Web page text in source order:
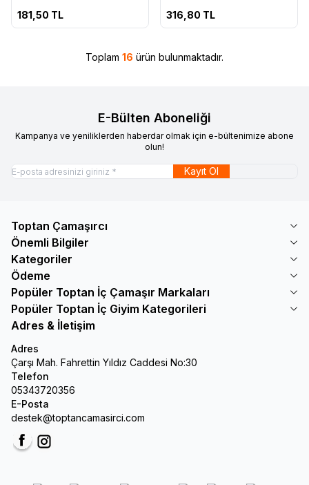
181,50 TL 316,80 TL
Toplam 16 ürün bulunmaktadır.
E-Bülten Aboneliği
Kampanya ve yeniliklerden haberdar olmak için e-bültenimize abone
olun!
Kayıt Ol
Toptan Çamaşırcı
Önemli Bilgiler
Kategoriler
Ödeme
Popüler Toptan İç Çamaşır Markaları
Popüler Toptan İç Giyim Kategorileri
Adres & İletişim
Adres
Çarşı Mah. Fahrettin Yıldız Caddesi No:30
Telefon
05343720356
E-Posta
destek@toptancamasirci.com
FacebookInstagram